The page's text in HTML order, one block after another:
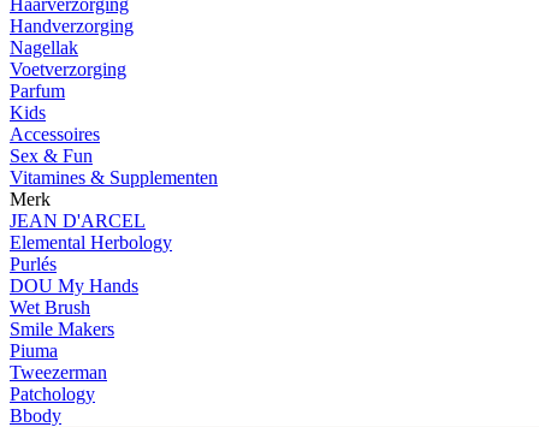
Handverzorging
Nagellak
Voetverzorging
Parfum
Kids
Accessoires
Sex & Fun
Vitamines & Supplementen
Merk
JEAN D'ARCEL
Elemental Herbology
Purlés
DOU My Hands
Wet Brush
Smile Makers
Piuma
Tweezerman
Patchology
Bbody